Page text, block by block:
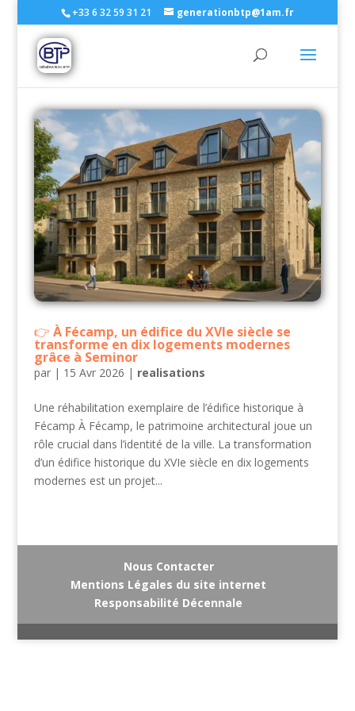
+33 6 32 59 31 21 generationbtp@1am.fr
À Fécamp, un édifice du XVIe siècle se
transforme en dix logements modernes
grâce à Seminor
par | 15 Avr 2026 | realisations
Une réhabilitation exemplaire de l’édifice historique à
Fécamp À Fécamp, le patrimoine architectural joue un
rôle crucial dans l’identité de la ville. La transformation
d’un édifice historique du XVIe siècle en dix logements
modernes est un projet...
Nous Contacter
Mentions Légales du site internet
Responsabilité Décennale